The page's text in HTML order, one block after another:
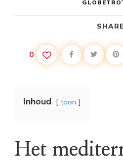
SHARE
0
Inhoud toon
Het